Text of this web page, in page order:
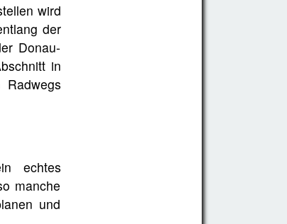
wird
der
Donau-
in
echtes
manche
und